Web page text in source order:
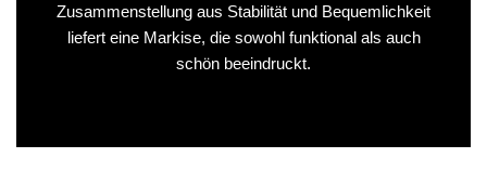
Zusammenstellung aus Stabilität und Bequemlichkeit
liefert eine Markise, die sowohl funktional als auch
schön beeindruckt.